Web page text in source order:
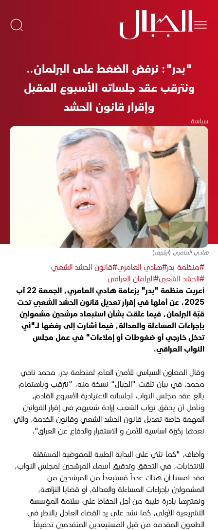
"بدر": نرفض الضغط على البرلمان..
ونترقب عقد جلساته الأسبوع المقبل
وإقرار قانون الحشد
سياسة
هادي العامري (أرشيف)
#منظمة بدر#هادي العامري#قانون الحشد الشعبي
#الحشد الشعبي#البرلمان العراقي
أعربت منظمة "بدر" بزعامة هادي العامري، الجمعة 22 آب
2025، عن أملها في إقرار تعديل قانون الحشد الشعبي تحت
قبّة البرلمان، فيما علقت بشأن استبعاد مرشحين مشمولين
بإجراءات المساءلة والعدالة، فيما أشارت إلى رفضها لـ"أي
تدخل خارجي أو ضغوطات أو إملاءات" في عمل مجلس
النواب العراقي.
وقال المعاون السياسي للأمين العام لمنظمة بدر، محمد ناجي
محمد، في بيان تلقت "الجبال" نسخة منه، "نترقب وباهتمام
بالغ عقد مجلس النواب لجلساته الاعتيادية الأسبوع القادم،
ونأمل أن يحقق نواب الشعب إرادة شعبهم في إقرار القوانين
المهمة خاصة تعديل قانون الحشد الشعبي وقانون الخدمة، والتي
نعدها ركيزة اساسية للأمن و الاستقرار والدفاع عن العراق".
وأضاف، "كما نثني على البداية الطيبة للمفوضية المستقلة
للانتخابات، في التحقق وتدقيق أسماء المرشحين لمجلس النواب،
فقد لمسنا أن هناك عدداً مُستبعداً من المرشحين من
المشمولين بإجراءات المساءلة والعدالة، أو قضايا النزاهة،
ونعتبرها بادرة طيبة من أجل الحفاظ على سلامة المؤسسة
التشريعية الأولى، كما نشد على يد القضاء العادل بالنظر في
الطعون المقدمة من قبل المستبعدين المتقدمين تحقيقاً